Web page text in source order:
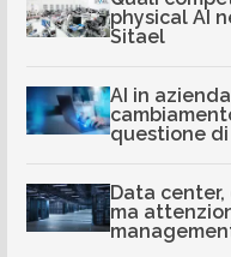
physical AI
Sitael
AI in
questione
Data
ma